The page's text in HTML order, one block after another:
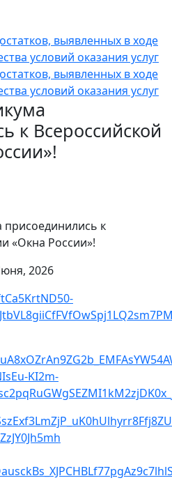
выявленных в ходе
условий оказания услуг
выявленных в ходе
условий оказания услуг
к Всероссийской
присоединились к
«Окна России»!
2026